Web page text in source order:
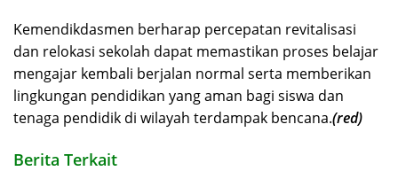
Kemendikdasmen berharap percepatan revitalisasi
dan relokasi sekolah dapat memastikan proses belajar
mengajar kembali berjalan normal serta memberikan
lingkungan pendidikan yang aman bagi siswa dan
tenaga pendidik di wilayah terdampak bencana.(red)
Berita Terkait